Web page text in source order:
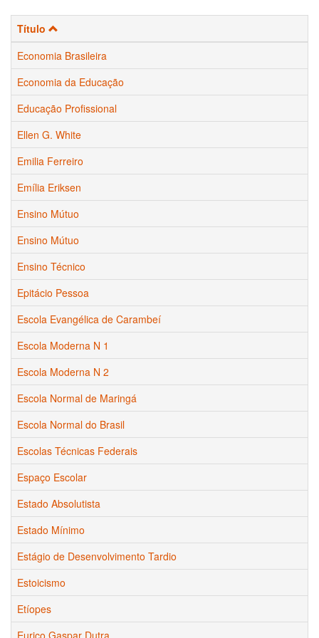
Título
Economia Brasileira
Economia da Educação
Educação Profissional
Ellen G. White
Emilia Ferreiro
Emília Eriksen
Ensino Mútuo
Ensino Mútuo
Ensino Técnico
Epitácio Pessoa
Escola Evangélica de Carambeí
Escola Moderna N 1
Escola Moderna N 2
Escola Normal de Maringá
Escola Normal do Brasil
Escolas Técnicas Federais
Espaço Escolar
Estado Absolutista
Estado Mínimo
Estágio de Desenvolvimento Tardio
Estoicismo
Etíopes
Eurico Gaspar Dutra